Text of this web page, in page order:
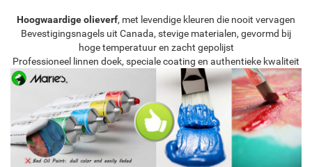
Hoogwaardige olieverf, met levendige kleuren die nooit vervagen
Bevestigingsnagels uit Canada, stevige materialen, gevormd bij
hoge temperatuur en zacht gepolijst
Professioneel linnen doek, speciale coating en authentieke kwaliteit